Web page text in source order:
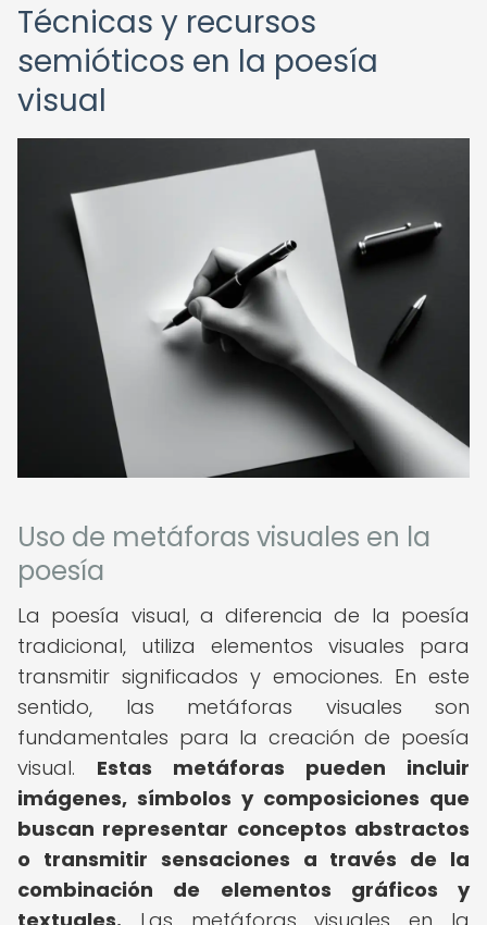
Técnicas y recursos
semióticos en la poesía
visual
Uso de metáforas visuales en la
poesía
La poesía visual, a diferencia de la poesía
tradicional, utiliza elementos visuales para
transmitir significados y emociones. En este
sentido, las metáforas visuales son
fundamentales para la creación de poesía
visual. Estas metáforas pueden incluir
imágenes, símbolos y composiciones que
buscan representar conceptos abstractos
o transmitir sensaciones a través de la
combinación de elementos gráficos y